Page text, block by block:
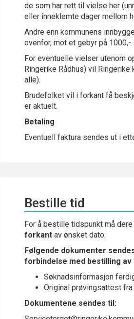
de som har rett til vielse her
eller inneklemte dager mellom
Andre enn kommunens
ovenfor, mot et gebyr på 1000,-.
For eventuelle vielser utenom
Ringerike Rådhus) vil
alle).
Brudefolket vil i forkant få
er aktuelt.
Betaling
Eventuell faktura sendes ut i
Bestille tid
For å bestille tidspunkt må
forkant av ønsket dato.
Følgende dokumenter
forbindelse med bestilling
Søknadsinformasjon
Original prøvingsattest
Dokumentene sendes til: